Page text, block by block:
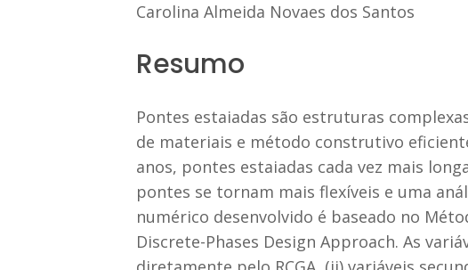
Carolina Almeida Novaes dos Santos
Resumo
Pontes estaiadas são estruturas
de materiais e método construtivo
anos, pontes estaiadas cada vez mais
pontes se tornam mais flexíveis e uma
numérico desenvolvido é baseado no
Discrete-Phases Design Approach. As